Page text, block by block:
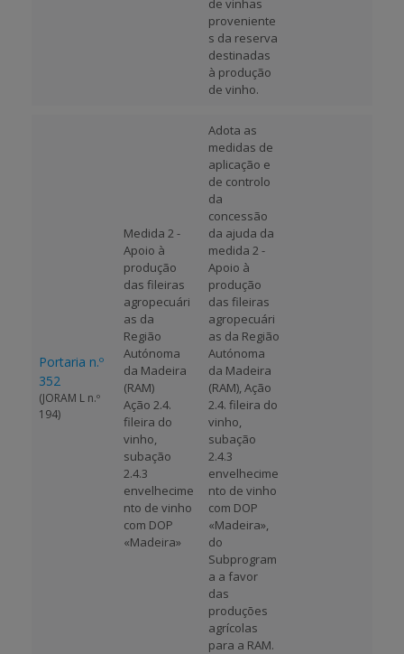
de vinhas
proveniente
s da reserva
destinadas
à produção
de vinho.
Portaria n.º
352
(JORAM L n.º
194)
Medida 2 -
Apoio à
produção
das fileiras
agropecuári
as da
Região
Autónoma
da Madeira
(RAM)
Ação 2.4.
fileira do
vinho,
subação
2.4.3
envelhecime
nto de vinho
com DOP
«Madeira»
Adota as
medidas de
aplicação e
de controlo
da
concessão
da ajuda da
medida 2 -
Apoio à
produção
das fileiras
agropecuári
as da Região
Autónoma
da Madeira
(RAM), Ação
2.4. fileira do
vinho,
subação
2.4.3
envelhecime
nto de vinho
com DOP
«Madeira»,
do
Subprogram
a a favor
das
produções
agrícolas
para a RAM.